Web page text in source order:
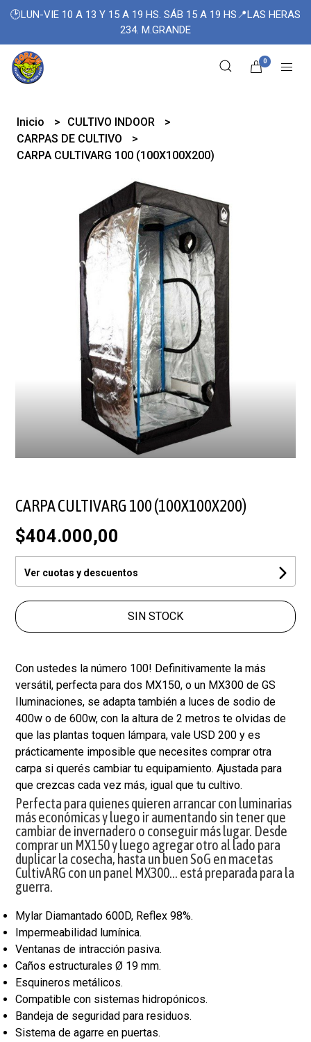
🕑LUN-VIE 10 A 13 Y 15 A 19 HS. SÁB 15 A 19 HS📍LAS HERAS
234. M.GRANDE
0
Inicio
CULTIVO INDOOR
CARPAS DE CULTIVO
CARPA CULTIVARG 100 (100X100X200)
CARPA CULTIVARG 100 (100X100X200)
$404.000,00
Ver cuotas y descuentos
SIN STOCK
Con ustedes la número 100! Definitivamente la más
versátil, perfecta para dos MX150, o un MX300 de GS
Iluminaciones, se adapta también a luces de sodio de
400w o de 600w, con la altura de 2 metros te olvidas de
que las plantas toquen lámpara, vale USD 200 y es
prácticamente imposible que necesites comprar otra
carpa si querés cambiar tu equipamiento. Ajustada para
que crezcas cada vez más, igual que tu cultivo.
Perfecta para quienes quieren arrancar con luminarias
más económicas y luego ir aumentando sin tener que
cambiar de invernadero o conseguir más lugar. Desde
comprar un MX150 y luego agregar otro al lado para
duplicar la cosecha, hasta un buen SoG en macetas
CultivARG con un panel MX300… está preparada para la
guerra.
Mylar Diamantado 600D, Reflex 98%.
Impermeabilidad lumínica.
Ventanas de intracción pasiva.
Caños estructurales Ø 19 mm.
Esquineros metálicos.
Compatible con sistemas hidropónicos.
Bandeja de seguridad para residuos.
Sistema de agarre en puertas.